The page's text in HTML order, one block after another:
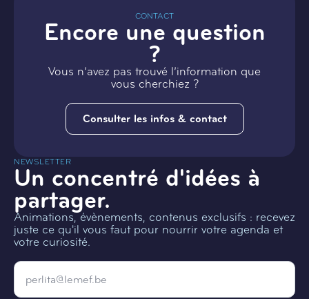
CONTACT
Encore une question
?
Vous n’avez pas trouvé l’information que
vous cherchiez ?
Consulter les infos & contact
NEWSLETTER
Un concentré d'idées à
partager.
Animations, évènements, contenus exclusifs : recevez
juste ce qu'il vous faut pour nourrir votre agenda et
votre curiosité.
Email